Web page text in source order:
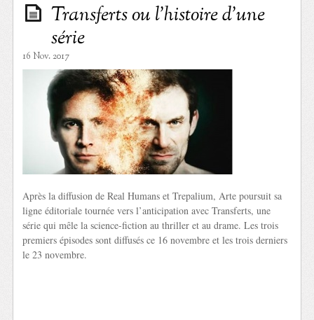
Transferts ou l’histoire d’une
série
16 Nov. 2017
Après la diffusion de Real Humans et Trepalium, Arte poursuit sa
ligne éditoriale tournée vers l’anticipation avec Transferts, une
série qui mêle la science-fiction au thriller et au drame. Les trois
premiers épisodes sont diffusés ce 16 novembre et les trois derniers
le 23 novembre.